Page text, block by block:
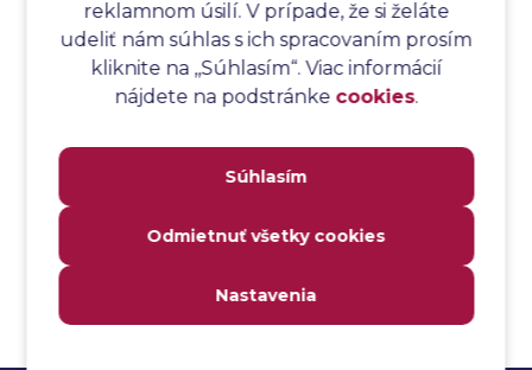
Analýza testovacieho bodu
Analýza toku riadenia
Analýza toku údajov
Analýza webových stránok a inventár meraní
Analyzovateľnosť
Anti-malvér
reklamnom úsilí. V prípade, že si želáte
udeliť nám súhlas s ich spracovaním prosím
kliknite na ,,Súhlasím“. Viac informácií
nájdete na podstránke cookies.
Súhlasím
Odmietnuť všetky cookies
Nastavenia